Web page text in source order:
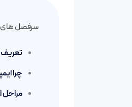
سرفصل های
تعریف
چرا
مراحل